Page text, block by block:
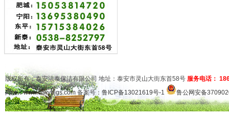
版权所有：泰安洁泰保洁有限公司 地址：泰安市灵山大街东首58号 服务电话：
网址：www.tswybjgs.com备案号： 鲁ICP备13021619号-1 鲁公网安备